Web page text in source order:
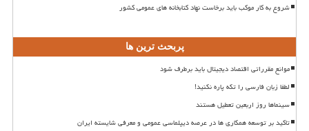
شروع به کار موکب باید برخاست نهاد کتابخانه های عمومی کشور
پربحث ترین ها
موانع مقرراتی اقتصاد دیجیتال باید برطرف شود
لطفا زبان فارسی را تکه پاره نکنید!
سینماها روز اربعین تعطیل هستند
تاکید بر توسعه همکاری ها در عرصه دیپلماسی عمومی و معرفی شایسته ایران